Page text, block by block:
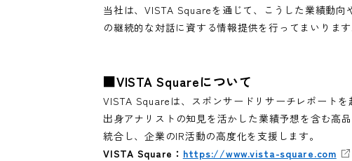
当社は、VISTA Squareを通じて、こうした業績動
の継続的な対話に資する情報提供を行ってまいります
■VISTA Squareについて
VISTA Square は、スポンサードリサーチレポート
出身アナリストの知見を活かした業績予想を含む高
統合し、企業のIR活動の高度化を支援します。
VISTA Square ： https://www.vista-square.com